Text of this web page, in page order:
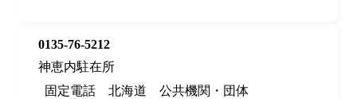
0135-76-5212
神恵内駐在所
固定電話
北海道 公共機関・団体